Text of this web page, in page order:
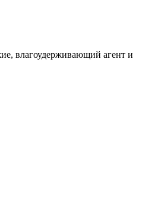
влагоудерживающий агент и